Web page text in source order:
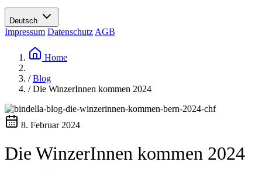
Werte
Les Moby Dicks
Kontakte
Nachhaltigkeit
Deutsch
Impressum Datenschutz AGB
Home
/ Blog
/ Die WinzerInnen kommen 2024
8. Februar 2024
Die WinzerInnen kommen 2024